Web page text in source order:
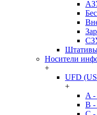
Носители
+
UFD
+
A -
B -